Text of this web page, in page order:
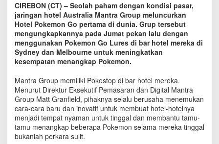
o
P
e
r
t
a
m
d
i
D
u
n
i
a
D
CIREBON (CT) – Seolah paham dengan kondisi pasar,
jaringan hotel Australia Mantra Group meluncurkan
Hotel Pokemon Go pertama di dunia. Grup tersebut
mengungkapkannya pada Jumat pekan lalu dengan
menggunakan Pokemon Go Lures di bar hotel mereka di
Sydney dan Melbourne untuk meningkatkan
kesempatan menangkap Pokemon.
Mantra Group memiliki Pokestop di bar hotel mereka.
Menurut Direktur Eksekutif Pemasaran dan Digital Mantra
Group Matt Granfield, pihaknya selalu berusaha menemukan
cara-cara baru dan inovatif untuk membuat hotel-hotelnya
menjadi tempat nyaman untuk tinggal dan membantu tamu-
tamu menangkap beberapa Pokemon selama mereka tinggal
bukanlah perkara sulit.